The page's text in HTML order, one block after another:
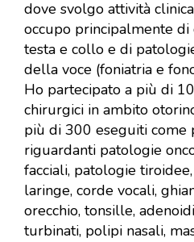
dove svolgo attività
occupo principalmente
testa e collo e di
della voce (foniatria e
Ho partecipato a più di
chirurgici in ambito
più di 300 eseguiti come
riguardanti patologie
facciali, patologie
laringe, corde vocali,
orecchio, tonsille,
turbinati, polipi nasali,